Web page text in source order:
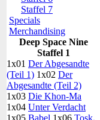
Staffel 7
Specials
Merchandising
Deep Space Nine
Staffel 1
1x01 Der Abgesandte
(Teil 1) 1x02 Der
Abgesandte (Teil 2)
1x03 Die Khon-Ma
1x04 Unter Verdacht
1x05 Babel 1x06 Tosk,